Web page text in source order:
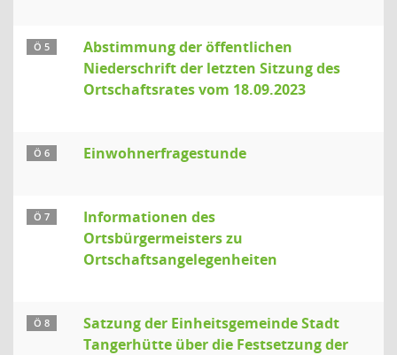
Ö 5
Abstimmung der öffentlichen
Niederschrift der letzten Sitzung des
Ortschaftsrates vom 18.09.2023
Ö 6 Einwohnerfragestunde
Ö 7
Informationen des
Ortsbürgermeisters zu
Ortschaftsangelegenheiten
Ö 8
Satzung der Einheitsgemeinde Stadt
Tangerhütte über die Festsetzung der